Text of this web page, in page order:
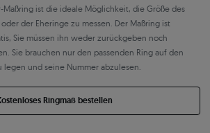
Maßring ist die ideale Möglichkeit, die Größe des
der Eheringe zu messen. Der Maßring ist
Sie müssen ihn weder zurückgeben noch
Sie brauchen nur den passenden Ring auf den
legen und seine Nummer abzulesen.
Ringmaß bestellen